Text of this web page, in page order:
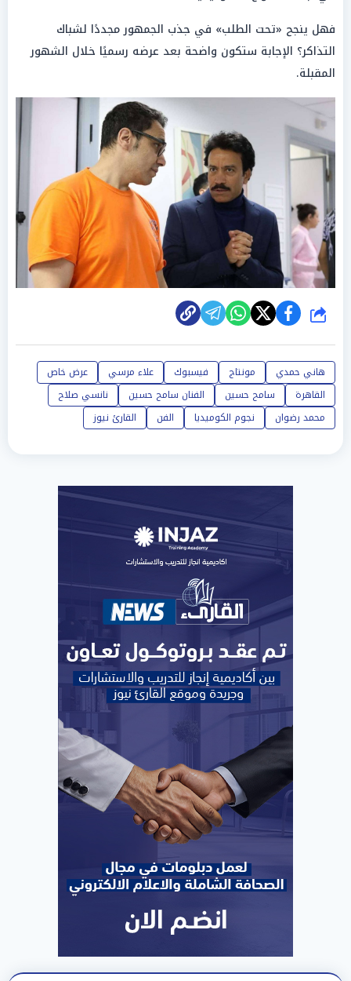
فهل ينجح «تحت الطلب» في جذب الجمهور مجددًا لشباك
التذاكر؟ الإجابة ستكون واضحة بعد عرضه رسميًا خلال الشهور
المقبلة.
شارك
هاني حمدي مونتاج فيسبوك علاء مرسي
عرض خاص
القاهرة
سامح حسين الفنان سامح حسين
نانسي صلاح
محمد رضوان
نجوم الكوميديا الفن القارئ نيوز